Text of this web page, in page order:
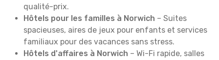
qualité-prix.
Hôtels pour les familles à Norwich – Suites
spacieuses, aires de jeux pour enfants et services
familiaux pour des vacances sans stress.
Hôtels d'affaires à Norwich – Wi-Fi rapide, salles